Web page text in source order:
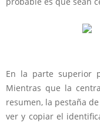
En la parte superior
Mientras que la
resumen, la pestaña
ver y copiar el